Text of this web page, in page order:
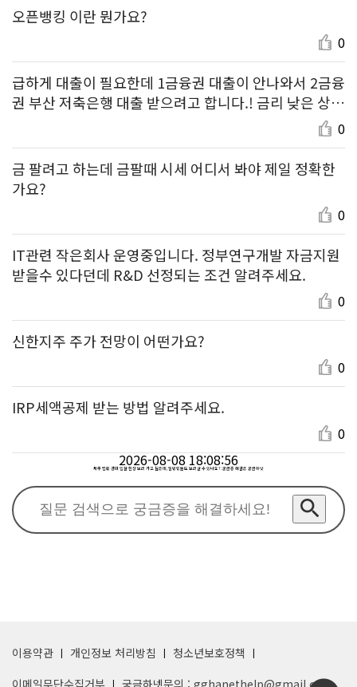
오픈뱅킹 이란 뭔가요?
0
급하게 대출이 필요한데 1금융권 대출이 안나와서 2금융
권 부산 저축은행 대출 받으려고 합니다.! 금리 낮은 상품
0
금 팔려고 하는데 금팔때 시세 어디서 봐야 제일 정확한
가요?
0
IT관련 작은회사 운영중입니다. 정부연구개발 자금지원
받을수 있다던데 R&D 선정되는 조건 알려주세요.
0
신한지주 주가 전망이 어떤가요?
0
IRP세액공제 받는 방법 알려주세요.
0
2026-08-08 18:08:56
제주 법원 경매 입찰 현장 보러 가고 싶은데, 일반인들도 보러갈 수 있나요? : 궁금증 해결은 궁금하넷
이용약관 개인정보 처리방침
청소년보호정책
이메일무단수집거부
궁금하넷문의 : gghanethelp@gmail.com